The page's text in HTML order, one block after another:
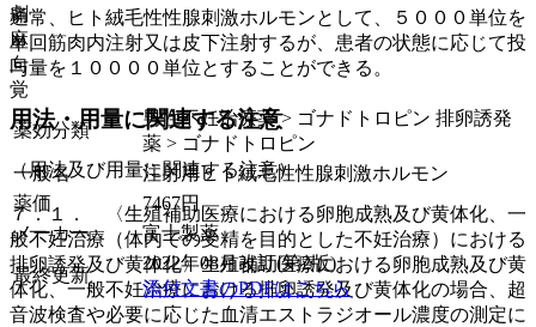
通常、ヒト絨毛性性腺刺激ホルモンとして、５０００単位を
単回筋肉内注射又は皮下注射するが、患者の状態に応じて投
与量を１００００単位とすることができる。
用法・用量に関連する注意
（用法及び用量に関連する注意）
７．１． 〈生殖補助医療における卵胞成熟及び黄体化、一
般不妊治療（体内での受精を目的とした不妊治療）における
排卵誘発及び黄体化〉生殖補助医療における卵胞成熟及び黄
体化、一般不妊治療における排卵誘発及び黄体化の場合、超
音波検査や必要に応じた血清エストラジオール濃度の測定に
劇
麻
向
覚
薬効分類
男性不妊治療薬 > ゴナドトロピン 排卵誘発
薬 > ゴナドトロピン
一般名
注射用ヒト絨毛性性腺刺激ホルモン
薬価
7467円
メーカー
富士製薬
最終更新
2022年08月改訂(第2版)
添付文書のPDFはこちら